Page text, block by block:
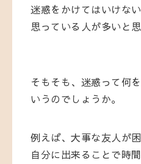
迷惑をかけてはいけな
思っている人が多いと思
そもそも、迷惑って何
いうのでしょうか。
例えば、大事な友人が
自分に出来ることで時